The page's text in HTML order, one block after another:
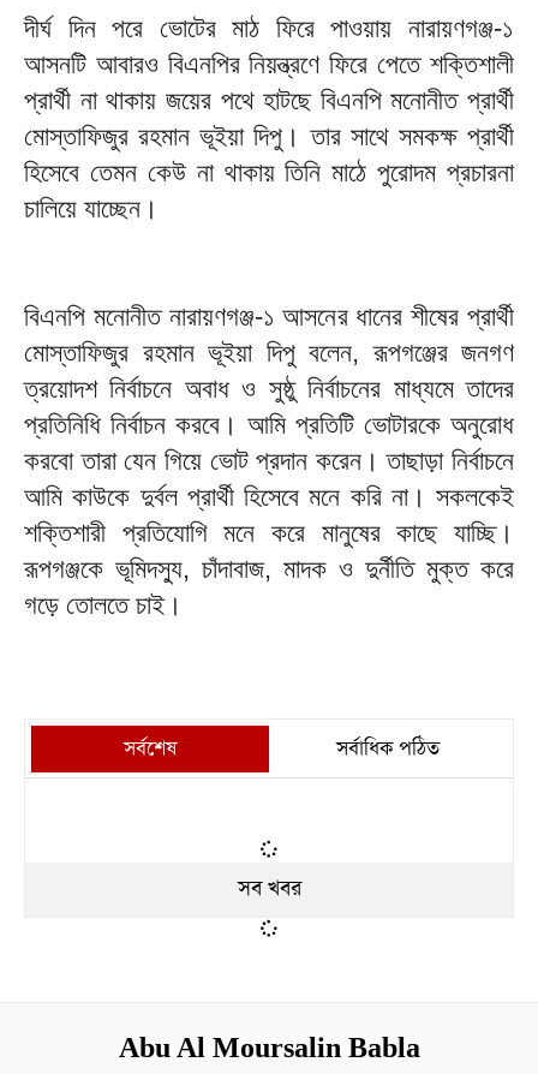
দীর্ঘ দিন পরে ভোটের মাঠ ফিরে পাওয়ায় নারায়ণগঞ্জ-১
আসনটি আবারও বিএনপির নিয়ন্ত্রণে ফিরে পেতে শক্তিশালী
প্রার্থী না থাকায় জয়ের পথে হাটছে বিএনপি মনোনীত প্রার্থী
মোস্তাফিজুর রহমান ভূইয়া দিপু। তার সাথে সমকক্ষ প্রার্থী
হিসেবে তেমন কেউ না থাকায় তিনি মাঠে পুরোদম প্রচারনা
চালিয়ে যাচ্ছেন।
বিএনপি মনোনীত নারায়ণগঞ্জ-১ আসনের ধানের শীষের প্রার্থী
মোস্তাফিজুর রহমান ভূইয়া দিপু বলেন, রূপগঞ্জের জনগণ
ত্রয়োদশ নির্বাচনে অবাধ ও সুষ্ঠু নির্বাচনের মাধ্যমে তাদের
প্রতিনিধি নির্বাচন করবে। আমি প্রতিটি ভোটারকে অনুরোধ
করবো তারা যেন গিয়ে ভোট প্রদান করেন। তাছাড়া নির্বাচনে
আমি কাউকে দুর্বল প্রার্থী হিসেবে মনে করি না। সকলকেই
শক্তিশারী প্রতিযোগি মনে করে মানুষের কাছে যাচ্ছি।
রূপগঞ্জকে ভূমিদস্যু, চাঁদাবাজ, মাদক ও দুর্নীতি মুক্ত করে
গড়ে তোলতে চাই।
সর্বশেষ সর্বাধিক পঠিত
সব খবর
Abu Al Moursalin Babla